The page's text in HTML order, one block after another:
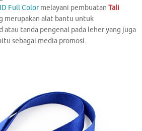
Full Colormelayani pembuatan Tali
merupakan alat bantu untuk
atau tanda pengenal pada leher yang juga
sebagai media promosi.